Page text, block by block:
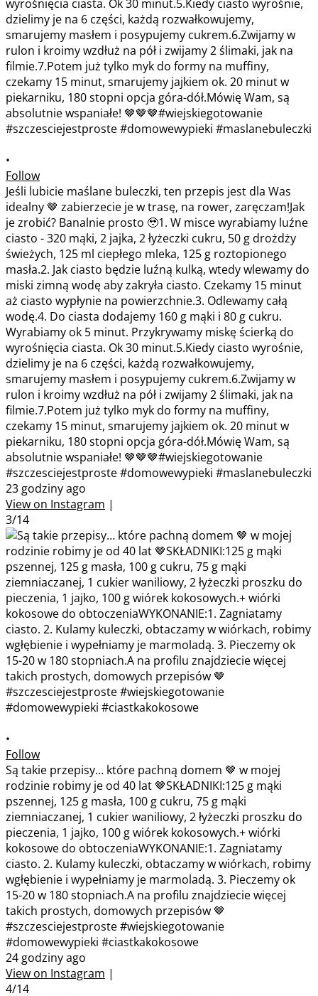
•
Follow
Jeśli lubicie maślane buleczki, ten przepis jest dla Was
idealny 🤎 zabierzecie je w trasę, na rower, zaręczam!Jak
je zrobić? Banalnie prosto 🥹1. W misce wyrabiamy luźne
ciasto - 320 mąki, 2 jajka, 2 łyżeczki cukru, 50 g drożdży
świeżych, 125 ml ciepłego mleka, 125 g roztopionego
masła.2. Jak ciasto będzie luźną kulką, wtedy wlewamy do
miski zimną wodę aby zakryła ciasto. Czekamy 15 minut
aż ciasto wypłynie na powierzchnie.3. Odlewamy całą
wodę.4. Do ciasta dodajemy 160 g mąki i 80 g cukru.
Wyrabiamy ok 5 minut. Przykrywamy miskę ścierką do
wyrośnięcia ciasta. Ok 30 minut.5.Kiedy ciasto wyrośnie,
dzielimy je na 6 części, każdą rozwałkowujemy,
smarujemy masłem i posypujemy cukrem.6.Zwijamy w
rulon i kroimy wzdłuż na pół i zwijamy 2 ślimaki, jak na
filmie.7.Potem już tylko myk do formy na muffiny,
czekamy 15 minut, smarujemy jajkiem ok. 20 minut w
piekarniku, 180 stopni opcja góra-dół.Mówię Wam, są
absolutnie wspaniałe! 🤎🤎🤎#wiejskiegotowanie
#szczesciejestproste #domowewypieki #maslanebuleczki
23 godziny ago
View on Instagram |
3/14
•
Follow
Są takie przepisy… które pachną domem 🤎 w mojej
rodzinie robimy je od 40 lat 🤎SKŁADNIKI:125 g mąki
pszennej, 125 g masła, 100 g cukru, 75 g mąki
ziemniaczanej, 1 cukier waniliowy, 2 łyżeczki proszku do
pieczenia, 1 jajko, 100 g wiórek kokosowych.+ wiórki
kokosowe do obtoczeniaWYKONANIE:1. Zagniatamy
ciasto. 2. Kulamy kuleczki, obtaczamy w wiórkach, robimy
wgłębienie i wypełniamy je marmoladą. 3. Pieczemy ok
15-20 w 180 stopniach.A na profilu znajdziecie więcej
takich prostych, domowych przepisów 🤎
#szczesciejestproste #wiejskiegotowanie
#domowewypieki #ciastkakokosowe
24 godziny ago
View on Instagram |
4/14